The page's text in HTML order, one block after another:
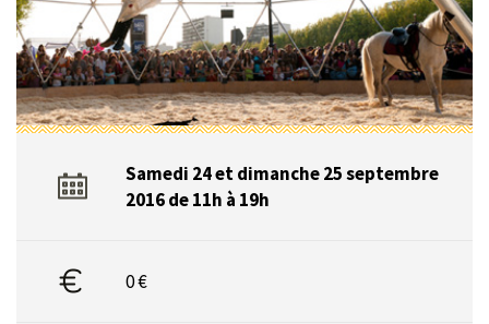
Samedi 24 et dimanche 25 septembre
2016 de 11h à 19h
0 €